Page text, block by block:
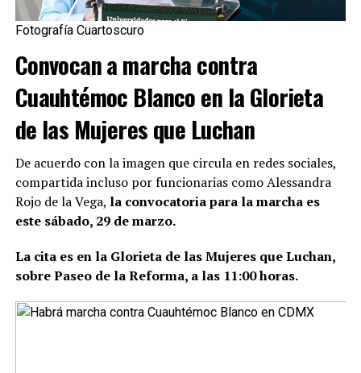
Fotografía Cuartoscuro
Convocan a marcha contra
Cuauhtémoc Blanco en la Glorieta
de las Mujeres que Luchan
De acuerdo con la imagen que circula en redes sociales,
compartida incluso por funcionarias como Alessandra
Rojo de la Vega, la convocatoria para la marcha es
este sábado, 29 de marzo.
La cita es en la Glorieta de las Mujeres que Luchan,
sobre Paseo de la Reforma, a las 11:00 horas.